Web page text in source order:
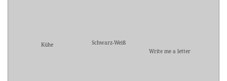
Kühe
Schwarz-Weiß
Write me a letter